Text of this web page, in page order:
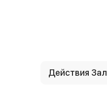
Действия Зал